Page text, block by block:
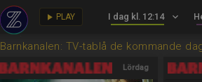
play_arrow PLAY I dag kl. 12:14 keyboard_arrow_down
Barnkanalen: TV-tablå de kommande
Lördag